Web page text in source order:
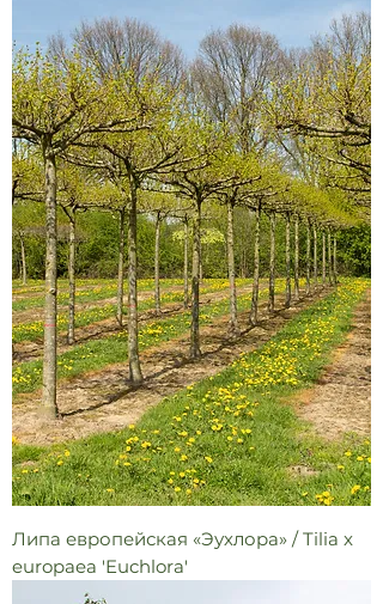
Липа европейская «Эухлора» / Tilia x
europaea 'Euchlora'